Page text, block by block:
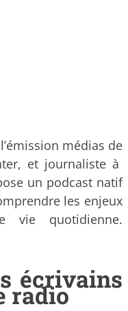
médias de
et journaliste à
un podcast natif
les enjeux
vie quotidienne.
écrivains
radio